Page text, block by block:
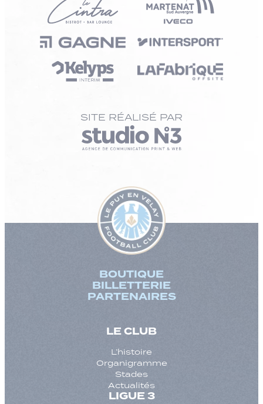
SITE RÉALISÉ PAR
BOUTIQUE
BILLETTERIE
PARTENAIRES
LE CLUB
L’histoire
Organigramme
Stades
Actualités
LIGUE 3